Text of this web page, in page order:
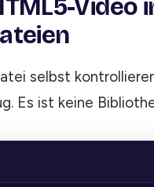
selbst
Es ist keine